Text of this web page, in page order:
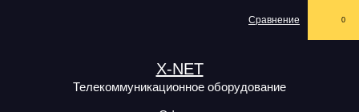
X-NET
Телекоммуникационное оборудование
Сравнение 0